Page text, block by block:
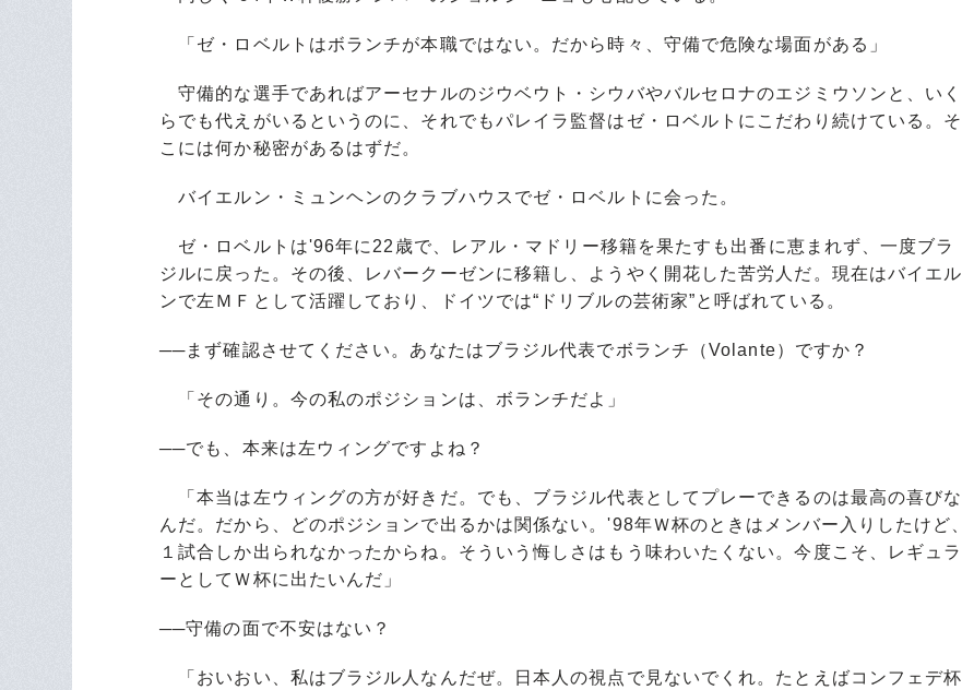
「ゼ・ロベルトはボランチが本職ではない。だから時々、守備で危険な場面がある」
守備的な選手であればアーセナルのジウベウト・シウバやバルセロナのエジミウソンと、いく
らでも代えがいるというのに、それでもパレイラ監督はゼ・ロベルトにこだわり続けている。そ
こには何か秘密があるはずだ。
バイエルン・ミュンヘンのクラブハウスでゼ・ロベルトに会った。
ゼ・ロベルトは'96年に22歳で、レアル・マドリー移籍を果たすも出番に恵まれず、一度ブラ
ジルに戻った。その後、レバークーゼンに移籍し、ようやく開花した苦労人だ。現在はバイエル
ンで左ＭＦとして活躍しており、ドイツでは“ドリブルの芸術家”と呼ばれている。
──まず確認させてください。あなたはブラジル代表でボランチ（Volante）ですか？
「その通り。今の私のポジションは、ボランチだよ」
──でも、本来は左ウィングですよね？
「本当は左ウィングの方が好きだ。でも、ブラジル代表としてプレーできるのは最高の喜びな
んだ。だから、どのポジションで出るかは関係ない。'98年Ｗ杯のときはメンバー入りしたけど、
１試合しか出られなかったからね。そういう悔しさはもう味わいたくない。今度こそ、レギュラ
ーとしてＷ杯に出たいんだ」
──守備の面で不安はない？
「おいおい、私はブラジル人なんだぜ。日本人の視点で見ないでくれ。たとえばコンフェデ杯